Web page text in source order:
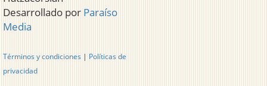
Desarrollado por Paraíso
Media
Términos y condiciones | Políticas de
privacidad